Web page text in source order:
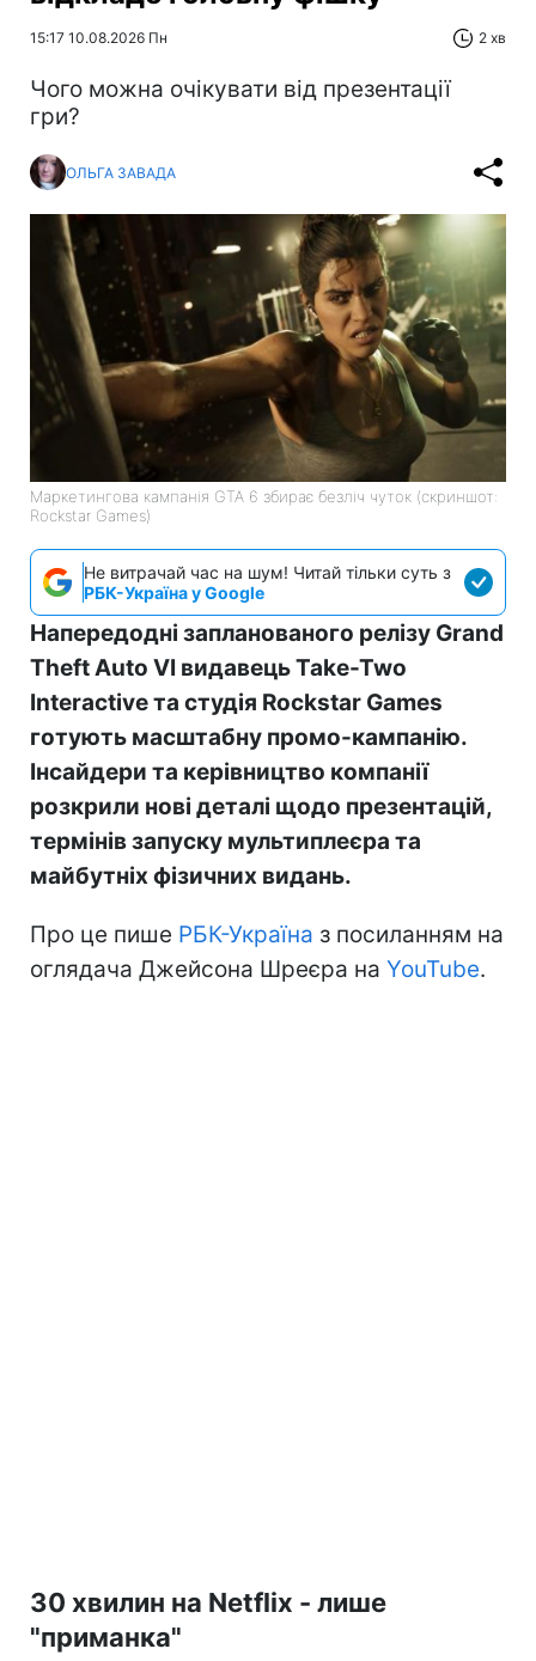
15:17 10.08.2026 Пн 2 хв
Чого можна очікувати від презентації
гри?
ОЛЬГА ЗАВАДА
Маркетингова кампанія GTA 6 збирає безліч чуток (скриншот:
Rockstar Games)
Не витрачай час на шум! Читай тільки суть з
РБК-Україна у Google
Напередодні запланованого релізу Grand
Theft Auto VI видавець Take-Two
Interactive та студія Rockstar Games
готують масштабну промо-кампанію.
Інсайдери та керівництво компанії
розкрили нові деталі щодо презентацій,
термінів запуску мультиплеєра та
майбутніх фізичних видань.
Про це пише РБК-Україна з посиланням на
оглядача Джейсона Шреєра на YouTube.
30 хвилин на Netflix - лише
"приманка"